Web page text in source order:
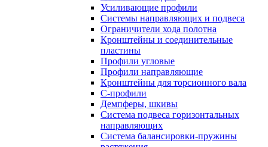
Усиливающие профили
Системы направляющих и подвеса
Ограничители хода полотна
Кронштейны и соединительные
пластины
Профили угловые
Профили направляющие
Кронштейны для торсионного вала
С-профили
Демпферы, шкивы
Система подвеса горизонтальных
направляющих
Система балансировки-пружины